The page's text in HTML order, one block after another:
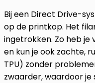
Bij een Direct Drive-
op de printkop. Het
ingetrokken. Zo heb
en kun je ook zachte,
TPU) zonder
zwaarder, waardoor